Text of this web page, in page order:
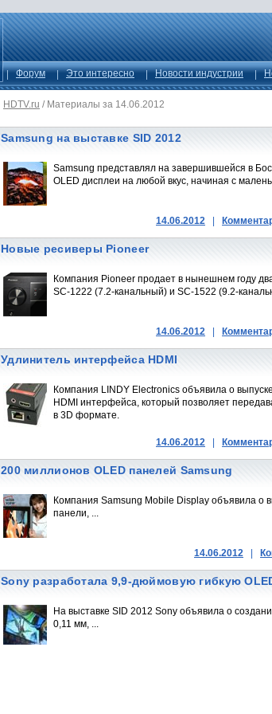
Форум Это интересно Новости индустрии
HDTV.ru / Материалы за 14.06.2012
Samsung на выставке SID 2012
Samsung представлял на завершившейся в
OLED дисплеи на любой вкус, начиная с
14.06.2012
Новые ресиверы Pioneer
Компания Pioneer продает в нынешнем году
SC-1222 (7.2-канальный) и SC-1522 (9.2-
14.06.2012
Удлинитель интерфейса HDMI
Компания LINDY Electronics объявила о
HDMI интерфейса, который позволяет
в 3D формате.
14.06.2012
200 миллионов OLED панелей Samsung
Компания Samsung Mobile Display объявила о
панели, ...
14.06.2012
Sony разработала 9,9-дюймовую гибкую
На выставке SID 2012 Sony объявила о
0,11 мм, ...